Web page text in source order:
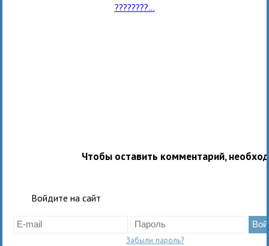
????????...
Чтобы оставить комментарий,
Войдите на сайт
Забыли пароль?